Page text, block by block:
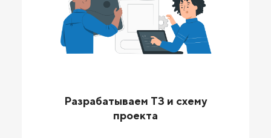
Разрабатываем ТЗ и схему
проекта